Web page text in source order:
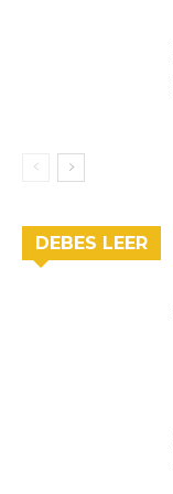
DEBES LEER